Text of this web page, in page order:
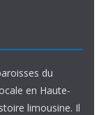
du
en Haute-
limousine. Il